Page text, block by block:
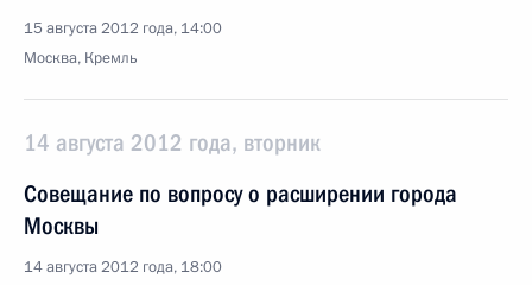
15 августа 2012 года, 14:00
Москва, Кремль
14 августа 2012 года, вторник
Совещание по вопросу о расширении города
Москвы
14 августа 2012 года, 18:00